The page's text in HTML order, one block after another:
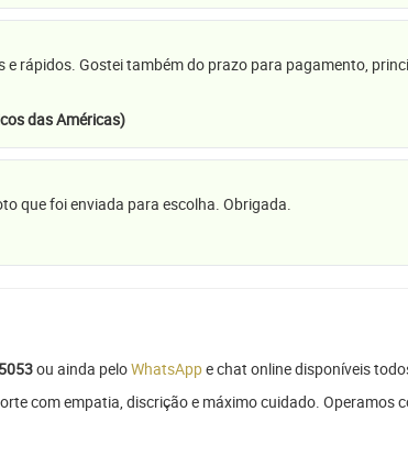
rápidos. Gostei também do prazo para pagamento,
das Américas)
que foi enviada para escolha. Obrigada.
ou ainda peloWhatsAppe chat online disponíveis
com empatia, discrição e máximo cuidado.